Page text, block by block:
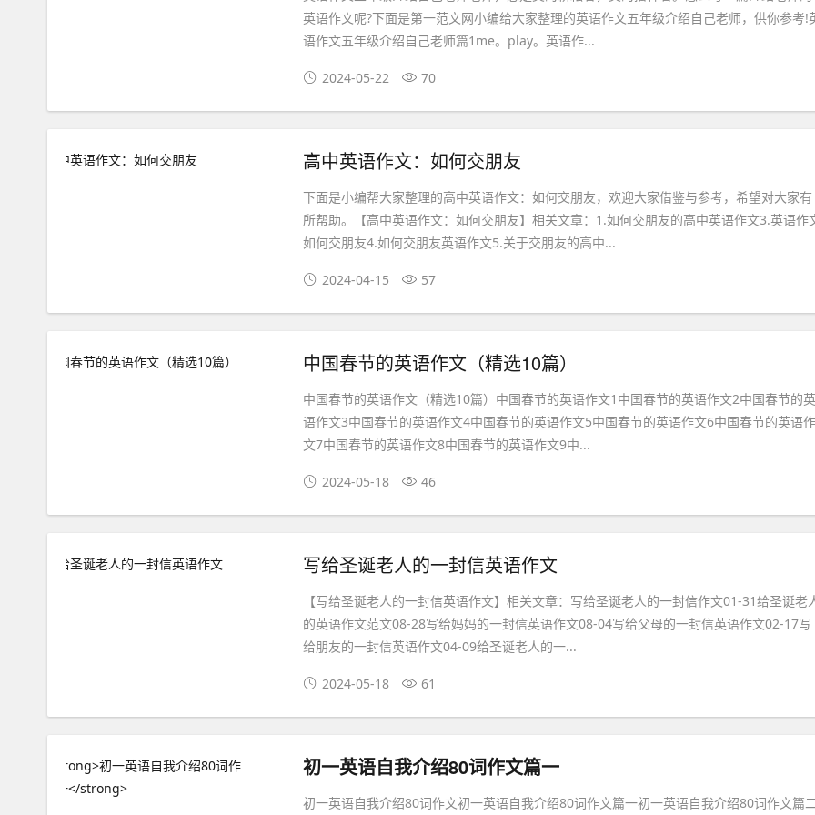
英语作文呢?下面是第一范文网小编给大家整理的英语作文五年级介绍自己老师，供你参考!
语作文五年级介绍自己老师篇1me。play。英语作...
2024-05-22 70
高中英语作文：如何交朋友
下面是小编帮大家整理的高中英语作文：如何交朋友，欢迎大家借鉴与参考，希望对大家有
所帮助。【高中英语作文：如何交朋友】相关文章：1.如何交朋友的高中英语作文3.英语作
如何交朋友4.如何交朋友英语作文5.关于交朋友的高中...
2024-04-15 57
中国春节的英语作文（精选10篇）
中国春节的英语作文（精选10篇）中国春节的英语作文1中国春节的英语作文2中国春节的英
语作文3中国春节的英语作文4中国春节的英语作文5中国春节的英语作文6中国春节的英语作
文7中国春节的英语作文8中国春节的英语作文9中...
2024-05-18 46
写给圣诞老人的一封信英语作文
【写给圣诞老人的一封信英语作文】相关文章：写给圣诞老人的一封信作文01-31给圣诞老
的英语作文范文08-28写给妈妈的一封信英语作文08-04写给父母的一封信英语作文02-17写
给朋友的一封信英语作文04-09给圣诞老人的一...
2024-05-18 61
初一英语自我介绍80词作文篇一
初一英语自我介绍80词作文初一英语自我介绍80词作文篇一初一英语自我介绍80词作文篇